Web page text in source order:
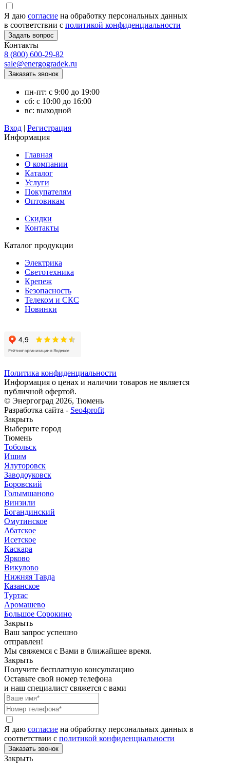
Я даю согласие на обработку персональных данных
в соответствии с политикой конфиденциальности
Контакты
8 (800) 600-29-82
sale@energogradek.ru
пн-пт: с 9:00 до 19:00
сб: с 10:00 до 16:00
вс: выходной
Вход | Регистрация
Информация
Главная
О компании
Каталог
Услуги
Покупателям
Оптовикам
Скидки
Контакты
Каталог продукции
Электрика
Светотехника
Крепеж
Безопасность
Телеком и СКС
Новинки
Политика конфиденциальности
Информация о ценах и наличии товаров не является
публичной офертой.
© Энергоград 2026, Тюмень
Разработка сайта - Seo4profit
Закрыть
Выберите город
Тюмень
Тобольск
Ишим
Ялуторовск
Заводоуковск
Боровский
Голымшаново
Винзили
Богандинский
Омутинское
Абатское
Исетское
Каскара
Ярково
Викулово
Нижняя Тавда
Казанское
Туртас
Аромашево
Большое Сорокино
Закрыть
Ваш запрос успешно
отправлен!
Мы свяжемся с Вами в ближайшее время.
Закрыть
Получите бесплатную консультацию
Оставьте свой номер телефона
и наш специалист свяжется с вами
Я даю согласие на обработку персональных данных в
соответствии с политикой конфиденциальности
Закрыть